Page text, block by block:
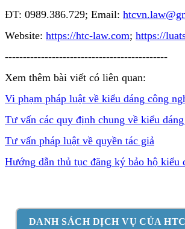
ĐT: 0989.386.729; Email:
Website: https://htc-law.com; https://
---------------------------------------------
Xem thêm bài viết có liên quan:
Vi phạm pháp luật về kiểu dáng công
Tư vấn các quy định chung về kiểu
Tư vấn pháp luật về quyền tác giả
Hướng dẫn thủ tục đăng ký bảo hộ kiểu
DANH SÁCH DỊCH VỤ CỦA